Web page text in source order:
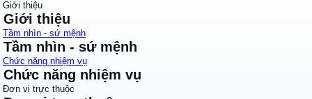
Giới thiệu
Giới thiệu
Tầm nhìn - sứ mệnh
Tầm nhìn - sứ mệnh
Chức năng nhiệm vụ
Chức năng nhiệm vụ
Đơn vị trực thuộc